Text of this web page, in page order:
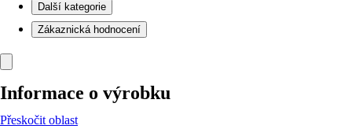
Další kategorie
Zákaznická hodnocení
Informace o výrobku
Přeskočit oblast